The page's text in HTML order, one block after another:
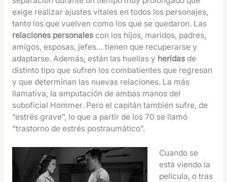
exige realizar ajustes vitales en todos los personajes,
tanto los que vuelven como los que se quedaron. Las
relaciones personalescon los hijos, maridos, padres,
amigos, esposas, jefes… tienen que recuperarse y
adaptarse. Además, están las huellas y heridasde
distinto tipo que sufren los combatientes que regresan
y que determinan las nuevas relaciones. La más
llamativa, la amputación de ambas manos del
suboficial Hommer. Pero el capitán también sufre, de
“estrés grave”, lo que a partir de los 70 se llamó
“trastorno de estrés postraumático”.
Cuando se
está viendo la
película, o tras